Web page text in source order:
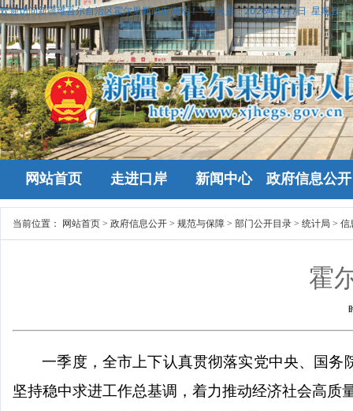
欢迎访问新疆维吾尔自治区霍尔果斯政府网站！ 今天是：2026年8月7日 星期五
网站首页 走进口岸 新闻中心 政府信息公开
当前位置： 网站首页 > 政府信息公开 > 规范与保障 > 部门公开目录 > 统计局 > 信
霍
一季度，全市上下认真贯彻落实党中央、国
坚持稳中求进工作总基调，着力推动经济社会高质